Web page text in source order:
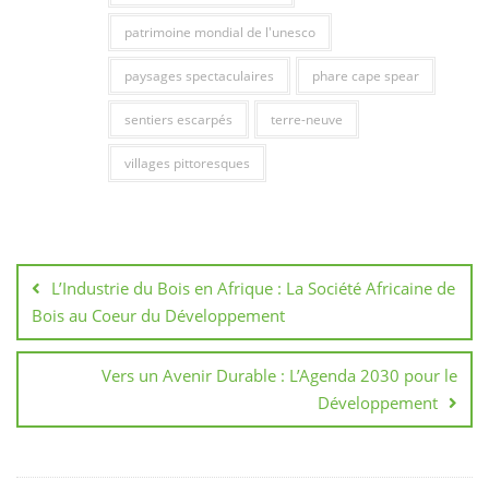
patrimoine mondial de l'unesco
paysages spectaculaires phare cape spear
sentiers escarpés terre-neuve
villages pittoresques
de
l’article
L’Industrie du Bois en Afrique : La Société Africaine de
Bois au Coeur du Développement
Vers un Avenir Durable : L’Agenda 2030 pour le
Développement